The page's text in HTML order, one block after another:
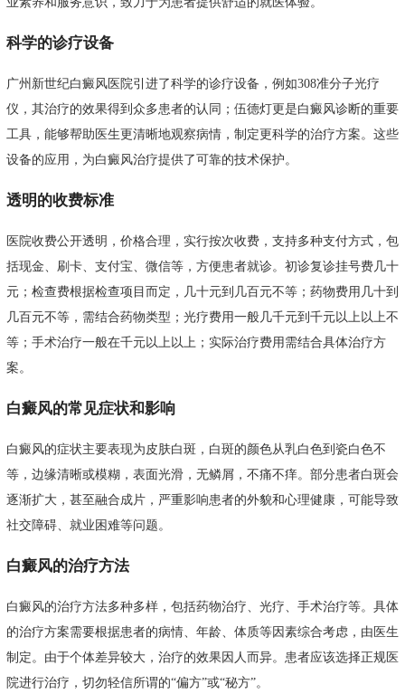
科学的诊疗设备
广州新世纪白癜风医院引进了科学的诊疗设备，例如308准分子光疗
仪，其治疗的效果得到众多患者的认同；伍德灯更是白癜风诊断的重要
工具，能够帮助医生更清晰地观察病情，制定更科学的治疗方案。这些
设备的应用，为白癜风治疗提供了可靠的技术保护。
透明的收费标准
医院收费公开透明，价格合理，实行按次收费，支持多种支付方式，包
括现金、刷卡、支付宝、微信等，方便患者就诊。初诊复诊挂号费几十
元；检查费根据检查项目而定，几十元到几百元不等；药物费用几十到
几百元不等，需结合药物类型；光疗费用一般几千元到千元以上以上不
等；手术治疗一般在千元以上以上；实际治疗费用需结合具体治疗方
案。
白癜风的常见症状和影响
白癜风的症状主要表现为皮肤白斑，白斑的颜色从乳白色到瓷白色不
等，边缘清晰或模糊，表面光滑，无鳞屑，不痛不痒。部分患者白斑会
逐渐扩大，甚至融合成片，严重影响患者的外貌和心理健康，可能导致
社交障碍、就业困难等问题。
白癜风的治疗方法
白癜风的治疗方法多种多样，包括药物治疗、光疗、手术治疗等。具体
的治疗方案需要根据患者的病情、年龄、体质等因素综合考虑，由医生
制定。由于个体差异较大，治疗的效果因人而异。患者应该选择正规医
院进行治疗，切勿轻信所谓的“偏方”或“秘方”。